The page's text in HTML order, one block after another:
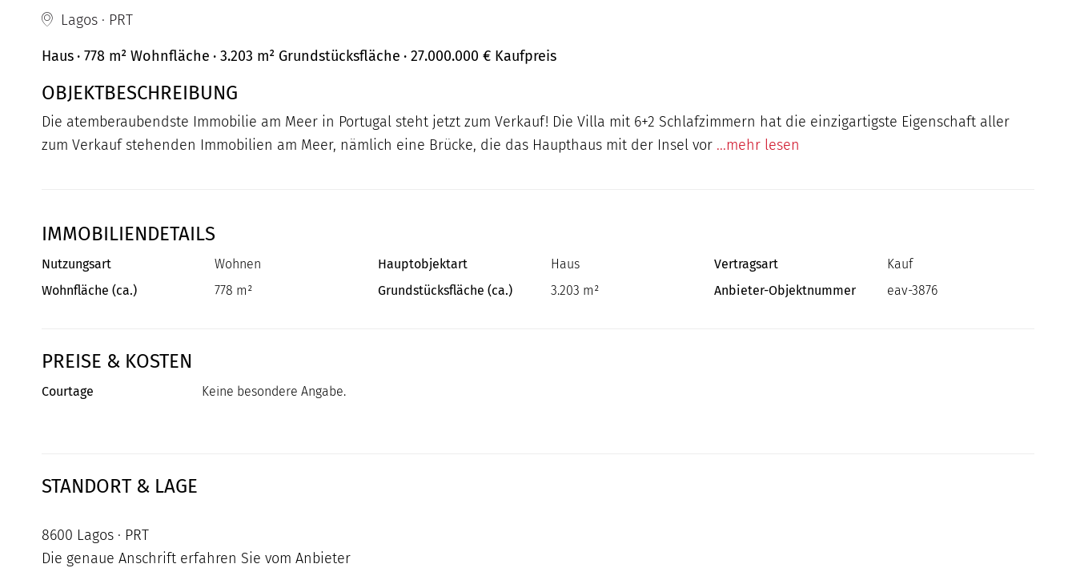
Lagos · PRT
Haus · 778 m² Wohnfläche · 3.203 m² Grundstücksfläche · 27.000.000 € Kaufpreis
OBJEKTBESCHREIBUNG
Die atemberaubendste Immobilie am Meer in Portugal steht jetzt zum Verkauf! Die Villa mit 6+2 Schlafzimmern hat die einzigartigste Eigenschaft aller
zum Verkauf stehenden Immobilien am Meer, nämlich eine Brücke, die das Haupthaus mit der Insel vor ...mehr lesen
IMMOBILIENDETAILS
Nutzungsart Wohnen Hauptobjektart Haus Vertragsart
Kauf
Wohnfläche (ca.)
778 m² Grundstücksfläche (ca.) 3.203 m² Anbieter-Objektnummer eav-3876
PREISE & KOSTEN
Courtage Keine besondere Angabe.
STANDORT & LAGE
8600 Lagos · PRT
Die genaue Anschrift erfahren Sie vom Anbieter